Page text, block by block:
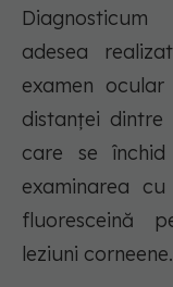
adesea
examen
distanței
care se
examinarea
fluoresceină
leziuni corneene.